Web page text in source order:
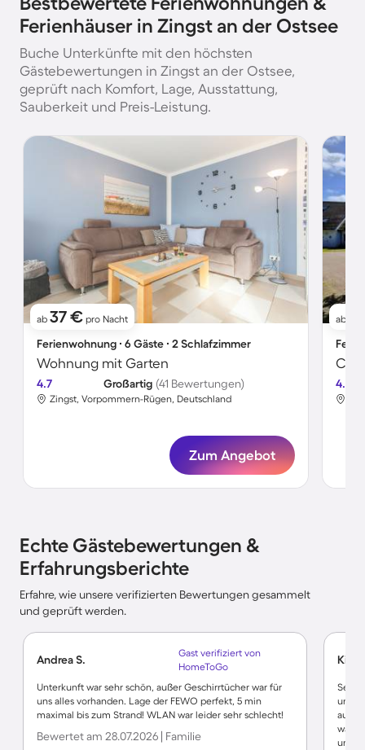
Ferienhäuser in Zingst an der Ostsee
Buche Unterkünfte mit den höchsten
Gästebewertungen in Zingst an der Ostsee,
geprüft nach Komfort, Lage, Ausstattung,
Sauberkeit und Preis-Leistung.
ab 37 € pro Nacht
Ferienwohnung ∙ 6 Gäste ∙ 2 Schlafzimmer
Wohnung mit Garten
4.7 Großartig (41 Bewertungen)
Zingst, Vorpommern-Rügen, Deutschland
Zum Angebot
ab
4.6
Echte Gästebewertungen &
Erfahrungsberichte
Erfahre, wie unsere verifizierten Bewertungen gesammelt
und geprüft werden.
Andrea S.
Gast verifiziert von
HomeToGo
Unterkunft war sehr schön, außer Geschirrtücher war für
uns alles vorhanden. Lage der FEWO perfekt, 5 min
maximal bis zum Strand! WLAN war leider sehr schlecht!
Bewertet am 28.07.2026 | Familie
Sehr
uns
außer
wäre